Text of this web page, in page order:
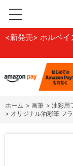
<新発売> ホルベ
ホーム > 画筆 > 油彩用
> オリジナル油彩筆 フ